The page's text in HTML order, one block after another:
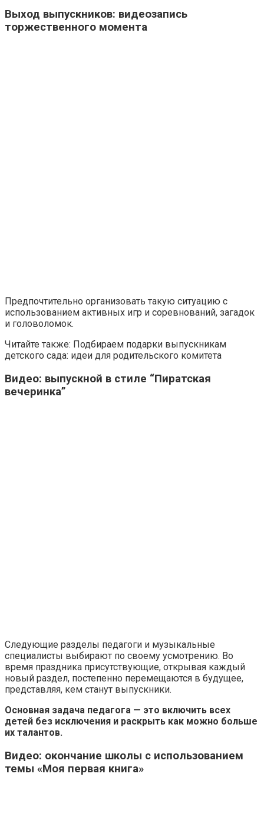
Выход выпускников: видеозапись
торжественного момента
Предпочтительно организовать такую ситуацию с
использованием активных игр и соревнований, загадок
и головоломок.
Читайте также: Подбираем подарки выпускникам
детского сада: идеи для родительского комитета
Видео: выпускной в стиле “Пиратская
вечеринка”
Следующие разделы педагоги и музыкальные
специалисты выбирают по своему усмотрению. Во
время праздника присутствующие, открывая каждый
новый раздел, постепенно перемещаются в будущее,
представляя, кем станут выпускники.
Основная задача педагога — это включить всех
детей без исключения и раскрыть как можно больше
их талантов.
Видео: окончание школы с использованием
темы «Моя первая книга»